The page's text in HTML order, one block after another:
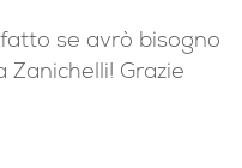
se avrò bisogno
Grazie